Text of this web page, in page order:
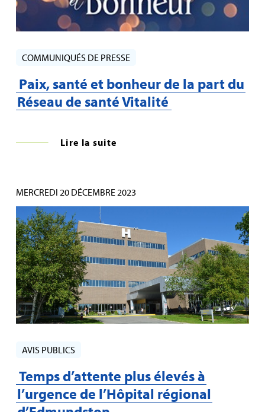
COMMUNIQUÉS DE PRESSE
Paix, santé et bonheur de la part du
Réseau de santé Vitalité
Lire la suite
MERCREDI 20 DÉCEMBRE 2023
AVIS PUBLICS
Temps d’attente plus élevés à
l’urgence de l’Hôpital régional